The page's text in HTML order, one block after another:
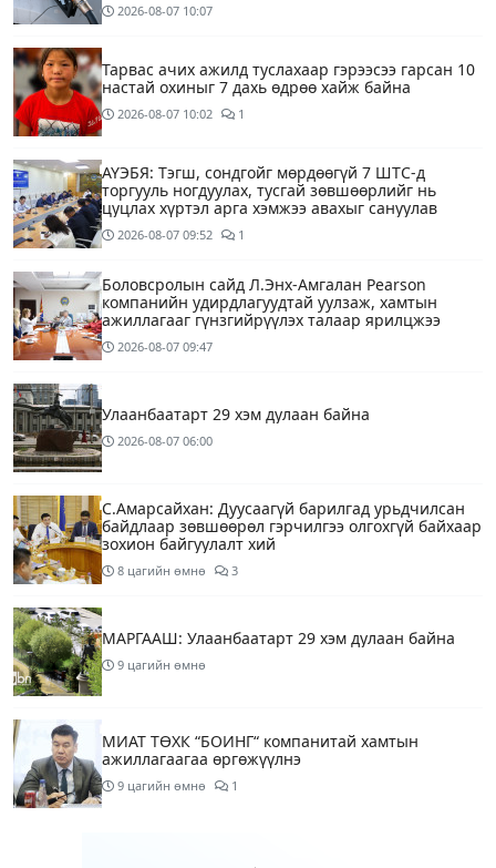
2026-08-07 10:07
Тарвас ачих ажилд туслахаар гэрээсээ гарсан 10
настай охиныг 7 дахь өдрөө хайж байна
2026-08-07 10:02 1
АҮЭБЯ: Тэгш, сондгойг мөрдөөгүй 7 ШТС-д
торгууль ногдуулах, тусгай зөвшөөрлийг нь
цуцлах хүртэл арга хэмжээ авахыг сануулав
2026-08-07 09:52 1
Боловсролын сайд Л.Энх-Амгалан Pearson
компанийн удирдлагуудтай уулзаж, хамтын
ажиллагааг гүнзгийрүүлэх талаар ярилцжээ
2026-08-07 09:47
Улаанбаатарт 29 хэм дулаан байна
2026-08-07 06:00
С.Амарсайхан: Дуусаагүй барилгад урьдчилсан
байдлаар зөвшөөрөл гэрчилгээ олгохгүй байхаар
зохион байгуулалт хий
8 цагийн өмнө 3
МАРГААШ: Улаанбаатарт 29 хэм дулаан байна
9 цагийн өмнө
МИАТ ТӨХК “БОИНГ“ компанитай хамтын
ажиллагаагаа өргөжүүлнэ
9 цагийн өмнө 1